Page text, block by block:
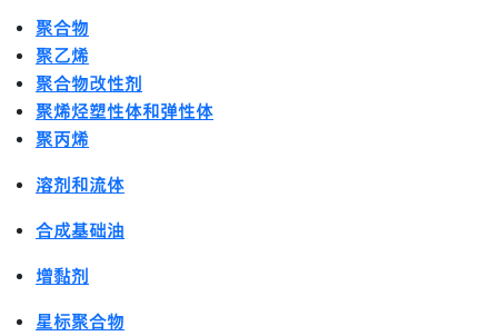
聚合物
聚乙烯
聚合物改性剂
聚烯烃塑性体和弹性体
聚丙烯
溶剂和流体
合成基础油
增黏剂
星标聚合物